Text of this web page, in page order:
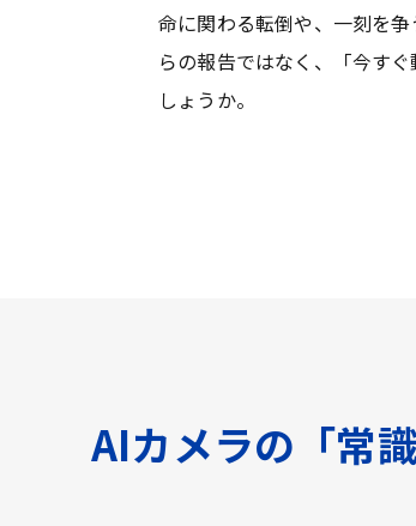
命に関わる転倒や、一刻を
らの報告ではなく、「今す
しょうか。
AIカメラの「常